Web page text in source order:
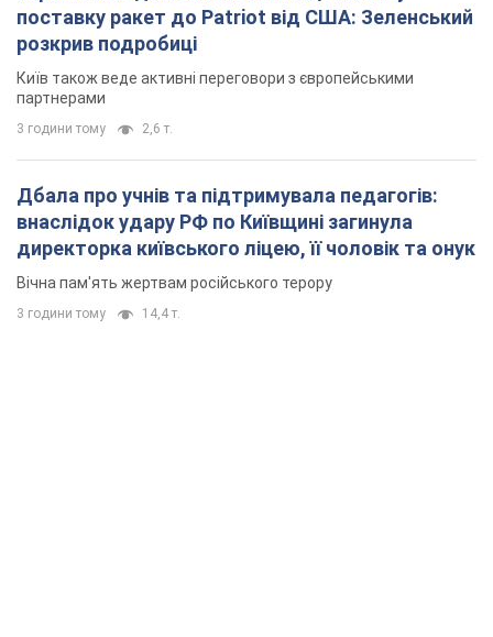
поставку ракет до Patriot від США: Зеленський
розкрив подробиці
Київ також веде активні переговори з європейськими
партнерами
3 години тому 2,6 т.
Дбала про учнів та підтримувала педагогів:
внаслідок удару РФ по Київщині загинула
директорка київського ліцею, її чоловік та онук
Вічна пам'ять жертвам російського терору
3 години тому 14,4 т.